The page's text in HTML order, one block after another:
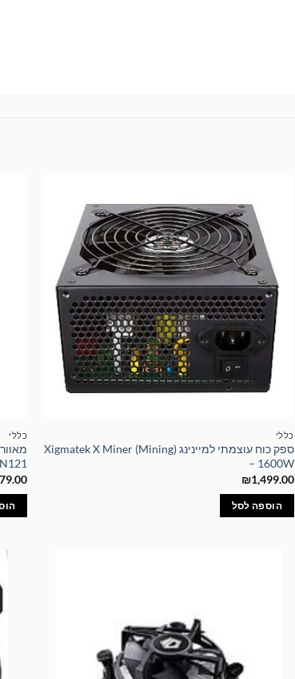
כללי
ספק כוח עוצמתי למיינינג Xigmatek X Miner (Mining)
– 1600W
₪1,499.00
הוספה לסל
כללי
79.00